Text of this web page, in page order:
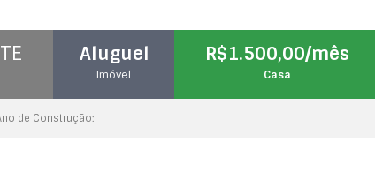
Aluguel
Imóvel
R$1.500,00/mês
Casa
de Construção: